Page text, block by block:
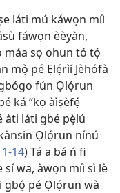
láti mú káwọn míì
fáwọn èèyàn,
máa sọ ohun tó tọ́
mọ̀ pé Ẹlẹ́rìí Jèhófà
fún Ọlọ́run
ká “kọ àìṣèfẹ́
àti láti gbé pẹ̀lú
Ọlọ́run nínú
14) Tá a bá ń fi
sí wa, àwọn míì sì lè
gbọ́ pé Ọlọ́run wà